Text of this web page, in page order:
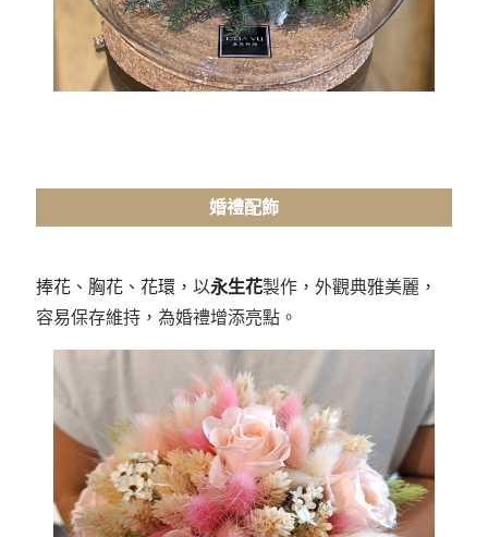
婚禮配飾
捧花 、 胸花 、 花環 ，以永生花製作， 外觀典雅美麗，
容易保存維持，為婚禮增添亮點。